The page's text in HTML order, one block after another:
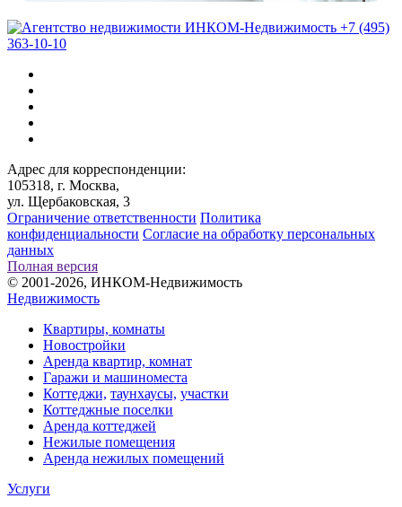
+7 (495)
363-10-10
Адрес для корреспонденции:
105318, г. Москва,
ул. Щербаковская, 3
Ограничение ответственности Политика
конфиденциальности Согласие на обработку персональных
данных
Полная версия
© 2001-2026, ИНКОМ-Недвижимость
Недвижимость
Квартиры, комнаты
Новостройки
Аренда квартир, комнат
Гаражи и машиноместа
Коттеджи, таунхаусы, участки
Коттеджные поселки
Аренда коттеджей
Нежилые помещения
Аренда нежилых помещений
Услуги